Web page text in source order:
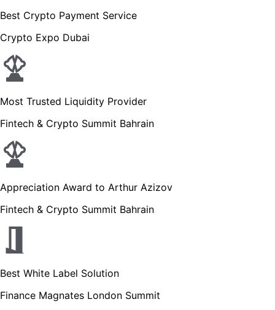
Best Crypto Payment Service
Crypto Expo Dubai
Most Trusted Liquidity Provider
Fintech & Crypto Summit Bahrain
Appreciation Award to Arthur Azizov
Fintech & Crypto Summit Bahrain
Best White Label Solution
Finance Magnates London Summit